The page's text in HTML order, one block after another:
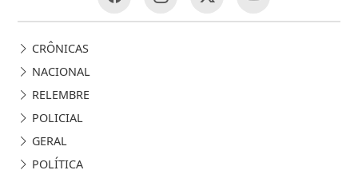
CRÔNICAS
NACIONAL
RELEMBRE
POLICIAL
GERAL
POLÍTICA